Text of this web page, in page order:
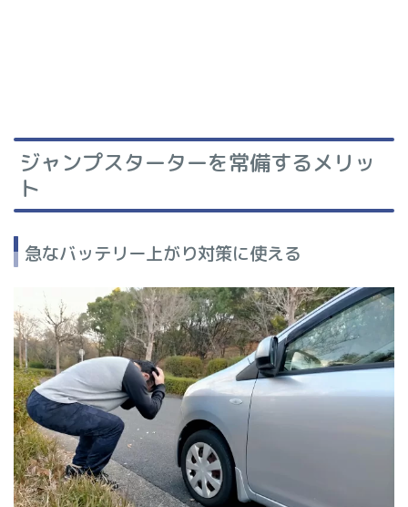
ジャンプスターターを常備するメリッ
ト
急なバッテリー上がり対策に使える